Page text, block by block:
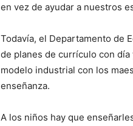
en vez de ayudar a nuestros
Todavía, el Departamento de
de planes de currículo con
modelo industrial con los
enseñanza.
A los niños hay que